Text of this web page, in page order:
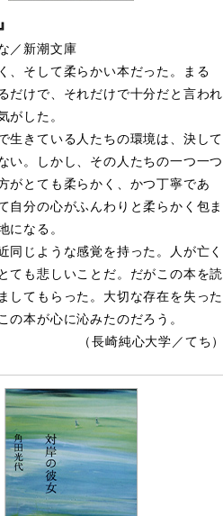
／新潮文庫
、そして柔らかい本だった。まる
だけで、それだけで十分だと言われ
がした。
生きている人たちの環境は、決して
い。しかし、その人たちの一つ一つ
がとても柔らかく、かつ丁寧であ
自分の心がふんわりと柔らかく包ま
になる。
同じような感覚を持った。人が亡く
ても悲しいことだ。だがこの本を読
してもらった。大切な存在を失った
の本が心に沁みたのだろう。
（長崎純心大学／てち）